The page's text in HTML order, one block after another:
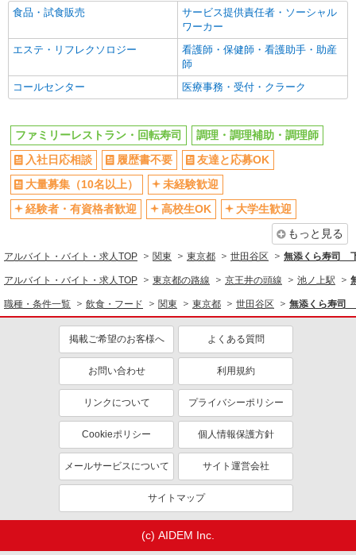
により時給を見直します。 ※アルバイト賞与（寸
志）：あり 年2回。勤続年数により金額UP。
チャーム瀬田 （東京都世田谷区瀬田3丁目8－
正社員
福祉施設での調理師（チーフ候補）【正社員】
月給25万円〜28万円 ※給与は経験や前職給与
に応じて決定します。 賞与年2回
イリーゼ用賀 （東京都世田谷区用賀1丁目19-
22）
詳細を見る
株式会社HITOWA フードサービスカンパニー
福祉施設での調理師（チーフ候補）【正社員】
月給28万3,000円〜33万5,000円 固定残業時間
（トータル） 30.00時間/月 残業代 5万1,000円〜6
万円 ※給与は経験や前職給与に応じて決定しま
す。 賞与年2回
チャーム瀬田 （東京都世田谷区瀬田3丁目8－
21 ）
キープ 詳細を見る
株式会社HITOWA フードサービスカンパニー
福祉施設での調理師【正社員】
月給24万円〜27万円 ※給与は経験や前職給与
に応じて決定します。 賞与年2回
イリーゼ用賀 （東京都世田谷区用賀1丁目19-
22）
ミドル（40代～）活躍中
エルダー（50代～）活躍中
国籍不問（jobs in japan）
昇給あり
週2～3日勤務OK
10時～勤務OK
16時前退社OK
フルタイム歓迎
昼
夕方
夜
髪型・髪色自由
オープニングスタッフ
禁煙・分煙
駅直結・駅チカ
上場企業・上場企業のグループ会
副業・WワークOK
交通費支給
社会保険あり
社割・特典あり
制服貸与
同じ職種から求人を探す
飲食・フード
調理・調理補助・調理師
同じ特徴から求人を探す
高校生OK
ミドル（40代～）活躍中
週2～3日勤務OK
短時間勤務（1日4h以内）OK
オープニングスタッフ
上場企業・上場企業のグループ会
社
食品・試食販売
サービス提供責任者・ソーシャル
ワーカー
エステ・リフレクソロジー
看護師・保健師・看護助手・助産
師
コールセンター
医療事務・受付・クラーク
ファミリーレストラン・回転寿司
調理・調理補助・調理師
入社日応相談
履歴書不要
友達と応募OK
大量募集（10名以上）
未経験歓迎
経験者・有資格者歓迎
高校生OK
大学生歓迎
もっと見る
アルバイト・バイト・求人TOP 関東 東京都 世田谷区 無添くら寿司
アルバイト・バイト・求人TOP 東京都の路線 京王井の頭線 池ノ上駅
職種・条件一覧 飲食・フード 関東 東京都 世田谷区 無添くら寿司
掲載ご希望のお客様へ よくある質問
お問い合わせ 利用規約
リンクについて プライバシーポリシー
Cookieポリシー 個人情報保護方針
メールサービスについて サイト運営会社
サイトマップ
(c) AIDEM Inc.